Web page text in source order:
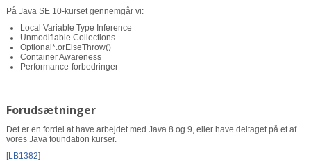
På Java SE 10-kurset gennemgår vi:
Local Variable Type Inference
Unmodifiable Collections
Optional*.orElseThrow()
Container Awareness
Performance-forbedringer
Forudsætninger
Det er en fordel at have arbejdet med Java 8 og 9, eller have deltaget på et af
vores Java foundation kurser.
[LB1382]